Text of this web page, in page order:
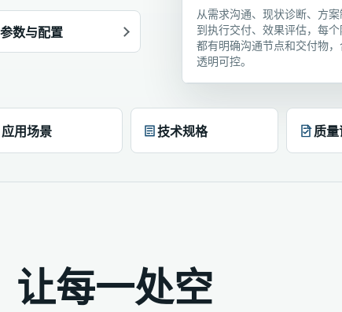
参数与配置
从需求沟通、现状诊断、方案
到执行交付、效果评估，每个
都有明确沟通节点和交付物，
透明可控。
应用场景 技术规格 质量
让每一处空